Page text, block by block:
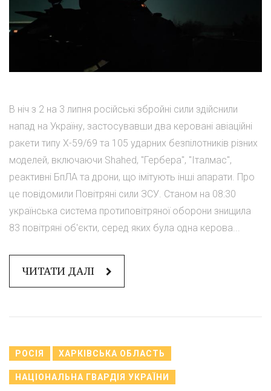
В ніч з 2 на 3 липня російські збройні сили здійснили
напад на Україну, застосувавши два керовані авіаційні
ракети типу Х-59/69 та 105 ударних безпілотників різних
моделей, включаючи Shahed, "Гербера", "Італмас",
реактивні БпЛА та дрони, що імітують інші апарати. Про
це повідомили Повітряні сили ЗСУ. Станом на 08:30
українська система протиповітряної оборони знищила
83 повітряні об'єкти, серед яких була одна керова...
ЧИТАТИ ДАЛІ
РОСІЯ ХАРКІВСЬКА ОБЛАСТЬ
НАЦІОНАЛЬНА ГВАРДІЯ УКРАЇНИ